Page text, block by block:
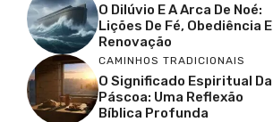
O Dilúvio E A Arca De Noé:
Lições De Fé, Obediência E
Renovação
CAMINHOS TRADICIONAIS
O Significado Espiritual Da
Páscoa: Uma Reflexão
Bíblica Profunda